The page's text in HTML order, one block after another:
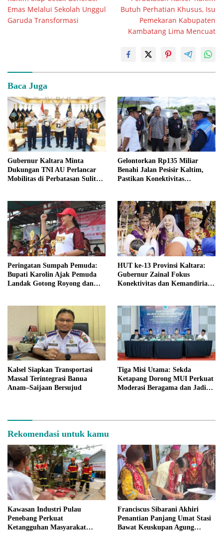
Emas Melalui Sekolah Unggul
Garuda Transformasi
Butuh Perhatian Khusus, Isu
Pemekaran Kabupaten
Kambatang Lima Mencuat
Baca Juga
Gubernur Kaltara Minta
Dukungan TNI AU Perlancar
Mobilitas di Perbatasan Sulit
Gelontorkan Rp135 Miliar
Benahi Jalan Pesisir Kaltim,
Pastikan Konektivitas
Peringatan Sumpah Pemuda:
Bupati Karolin Ajak Pemuda
Landak Gotong Royong dan
HUT ke-13 Provinsi Kaltara:
Gubernur Zainal Fokus
Konektivitas dan Kemandirian
Kalsel Siapkan Transportasi
Massal Terintegrasi Banua
Anam–Saijaan Bersujud
Tiga Misi Utama: Sekda
Ketapang Dorong MUI Perkuat
Moderasi Beragama dan Jadi
Rekomendasi untuk kamu
Kawasan Industri Pulau
Penebang Perkuat
Ketangguhan Masyarakat
Franciscus Sibarani Akhiri
Penantian Panjang Umat Stasi
Bawat Keuskupan Agung